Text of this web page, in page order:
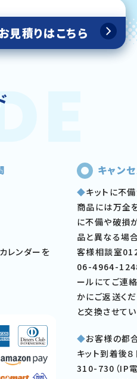
見積りはこちら
レンダーを
キャン
◆キットに不
商品には万全
に不備や破損
品と異なる場
客様相談室
06-4964-1248
ールにてご連
かにご返送く
と交換させてい
◆お客様の都
キット到着後
310-730（IP